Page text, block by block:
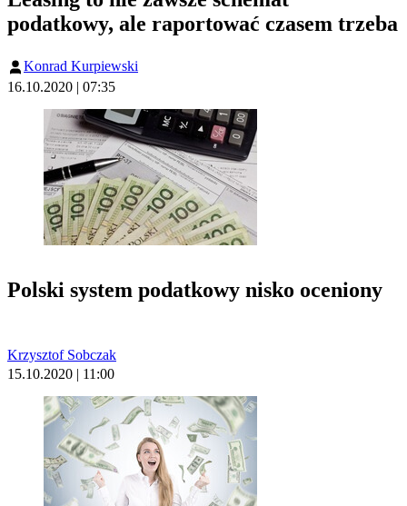
podatkowy, ale raportować czasem trzeba
Konrad Kurpiewski
16.10.2020 | 07:35
Polski system podatkowy nisko oceniony
Krzysztof Sobczak
15.10.2020 | 11:00